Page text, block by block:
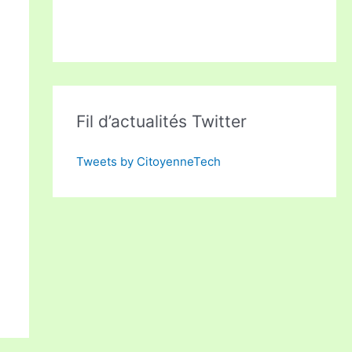
Fil d’actualités Twitter
Tweets by CitoyenneTech